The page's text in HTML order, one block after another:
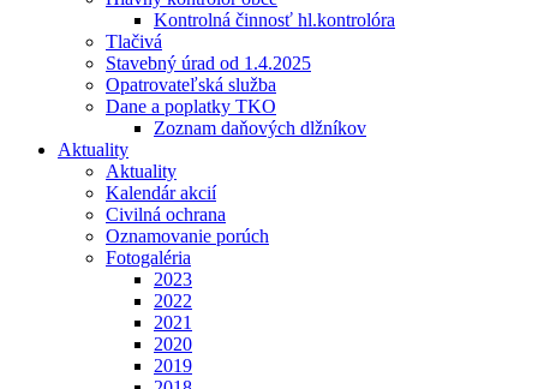
Kontrolná činnosť hl.kontrolóra
Tlačivá
Stavebný úrad od 1.4.2025
Opatrovateľská služba
Dane a poplatky TKO
Zoznam daňových dlžníkov
Aktuality
Aktuality
Kalendár akcií
Civilná ochrana
Oznamovanie porúch
Fotogaléria
2023
2022
2021
2020
2019